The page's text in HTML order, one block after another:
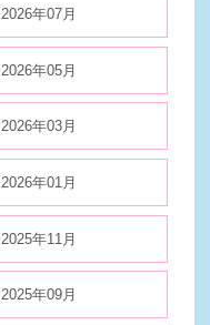
2026年07月
2026年05月
2026年03月
2026年01月
2025年11月
2025年09月